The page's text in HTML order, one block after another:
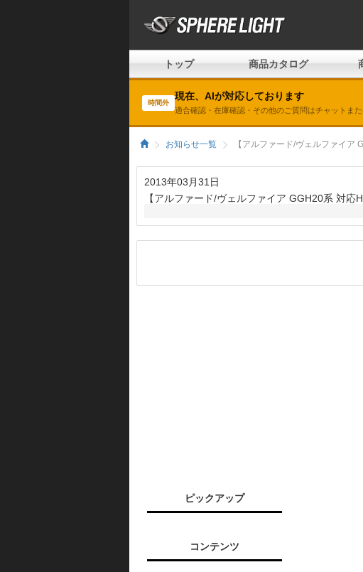
トップ 商品カタログ
時間外
現在、AIが対応しております
適合確認・在庫確認・その他のご質問はチャットま
お知らせ一覧 【アルファード/ヴェルファイ
2013年03月31日
【アルファード/ヴェルファイア GGH20系 対応
ピックアップ
コンテンツ